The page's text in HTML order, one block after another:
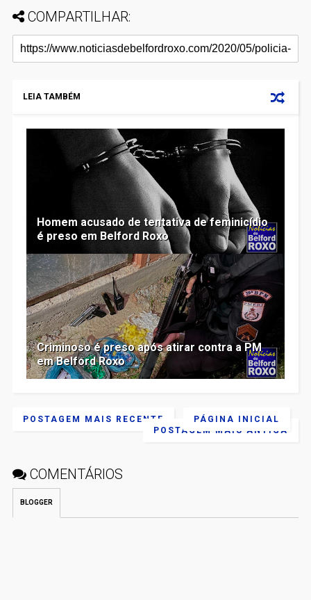
COMPARTILHAR:
LEIA TAMBÉM
Homem acusado de tentativa de feminicídio
é preso em Belford Roxo
Criminoso é preso após atirar contra a PM
em Belford Roxo
POSTAGEM MAIS RECENTE
POSTAGEM MAIS ANTIGA
PÁGINA INICIAL
COMENTÁRIOS
BLOGGER